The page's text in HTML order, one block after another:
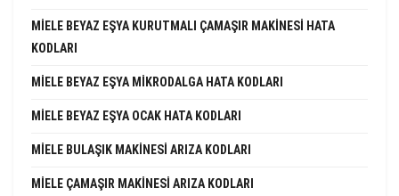
MIELE BEYAZ EŞYA KURUTMALI ÇAMAŞIR MAKINESI HATA
KODLARI
MIELE BEYAZ EŞYA MIKRODALGA HATA KODLARI
MIELE BEYAZ EŞYA OCAK HATA KODLARI
MIELE BULAŞIK MAKINESI ARIZA KODLARI
MIELE ÇAMAŞIR MAKINESI ARIZA KODLARI